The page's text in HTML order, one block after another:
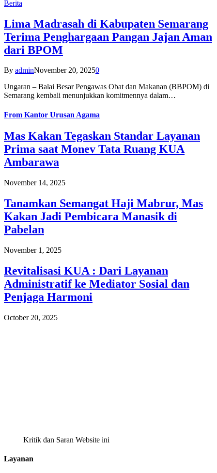
Berita
Lima Madrasah di Kabupaten Semarang
Terima Penghargaan Pangan Jajan Aman
dari BPOM
By adminNovember 20, 20250
Ungaran – Balai Besar Pengawas Obat dan Makanan (BBPOM) di
Semarang kembali menunjukkan komitmennya dalam…
From Kantor Urusan Agama
Mas Kakan Tegaskan Standar Layanan
Prima saat Monev Tata Ruang KUA
Ambarawa
November 14, 2025
Tanamkan Semangat Haji Mabrur, Mas
Kakan Jadi Pembicara Manasik di
Pabelan
November 1, 2025
Revitalisasi KUA : Dari Layanan
Administratif ke Mediator Sosial dan
Penjaga Harmoni
October 20, 2025
Kritik dan Saran Website ini
Layanan